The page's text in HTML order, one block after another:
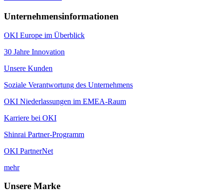
Unternehmensinformationen
OKI Europe im Überblick
30 Jahre Innovation
Unsere Kunden
Soziale Verantwortung des Unternehmens
OKI Niederlassungen im EMEA-Raum
Karriere bei OKI
Shinrai Partner-Programm
OKI PartnerNet
mehr
Unsere Marke